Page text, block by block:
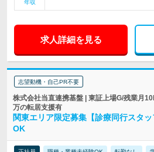
年収
求人詳細を見る
志望動機・自己PR不要
株式会社当直連携基盤 | 東証上場G/残業月
万の転居支援有
関東エリア限定募集【診療同行スタ
OK